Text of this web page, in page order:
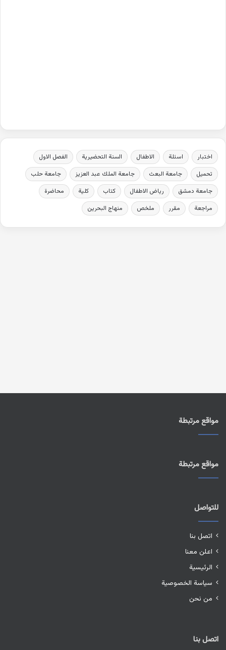
اختبار اسئلة الاطفال السنة التحضيرية
الفصل الاول
تحميل
جامعة البعث جامعة الملك عبد العزيز
جامعة حلب
جامعة دمشق
رياض الاطفال كتاب كلية
محاضرة
مراجعة
مقرر ملخص منهاج البحرين
مواقع مرتبطة
مواقع مرتبطة
للتواصل
اتصل بنا
اعلن معنا
الرئيسية
سياسة الخصوصية
من نحن
اتصل بنا